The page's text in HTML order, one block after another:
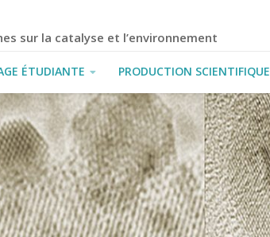
sur la catalyse et l’environnement
ÉTUDIANTE PRODUCTION SCIENTIFIQUE